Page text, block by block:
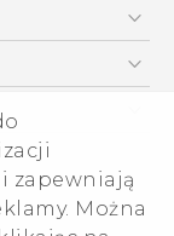
zapewniają
Można
i
guide